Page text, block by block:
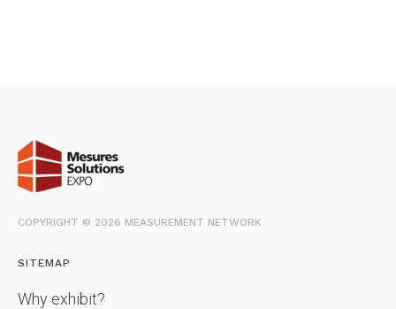
COPYRIGHT © 2026 MEASUREMENT NETWORK
SITEMAP
Why exhibit?